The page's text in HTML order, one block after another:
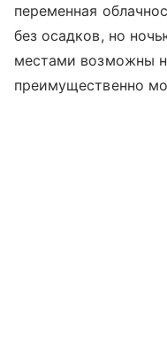
переменная
без осадков, но
местами возможны
преимущественно